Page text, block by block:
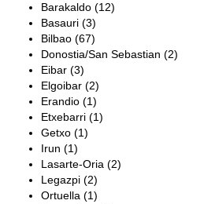
Barakaldo (12)
Basauri (3)
Bilbao (67)
Donostia/San Sebastian (2)
Eibar (3)
Elgoibar (2)
Erandio (1)
Etxebarri (1)
Getxo (1)
Irun (1)
Lasarte-Oria (2)
Legazpi (2)
Ortuella (1)